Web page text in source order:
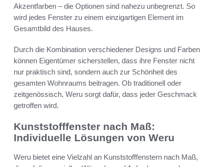
Akzentfarben – die Optionen sind nahezu unbegrenzt. So
wird jedes Fenster zu einem einzigartigen Element im
Gesamtbild des Hauses.
Durch die Kombination verschiedener Designs und Farben
können Eigentümer sicherstellen, dass ihre Fenster nicht
nur praktisch sind, sondern auch zur Schönheit des
gesamten Wohnraums beitragen. Ob traditionell oder
zeitgenössisch, Weru sorgt dafür, dass jeder Geschmack
getroffen wird.
Kunststofffenster nach Maß:
Individuelle Lösungen von Weru
Weru bietet eine Vielzahl an Kunststofffenstern nach Maß,